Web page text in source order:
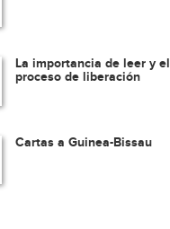
La importancia de leer y el
proceso de liberación
Cartas a Guinea-Bissau